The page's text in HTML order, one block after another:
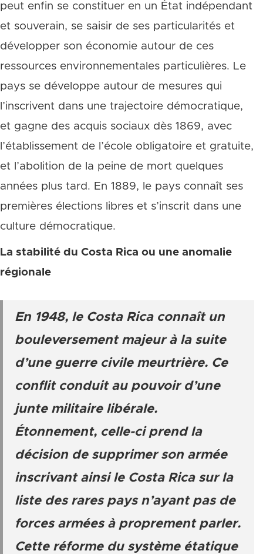
peut enfin se constituer en un État indépendant
et souverain, se saisir de ses particularités et
développer son économie autour de ces
ressources environnementales particulières. Le
pays se développe autour de mesures qui
l’inscrivent dans une trajectoire démocratique,
et gagne des acquis sociaux dès 1869, avec
l’établissement de l’école obligatoire et gratuite,
et l’abolition de la peine de mort quelques
années plus tard. En 1889, le pays connaît ses
premières élections libres et s’inscrit dans une
culture démocratique.
La stabilité du Costa Rica ou une anomalie
régionale
En 1948, le Costa Rica connaît un
bouleversement majeur à la suite
d’une guerre civile meurtrière. Ce
conflit conduit au pouvoir d’une
junte militaire libérale.
Étonnement, celle-ci prend la
décision de supprimer son armée
inscrivant ainsi le Costa Rica sur la
liste des rares pays n’ayant pas de
forces armées à proprement parler.
Cette réforme du système étatique